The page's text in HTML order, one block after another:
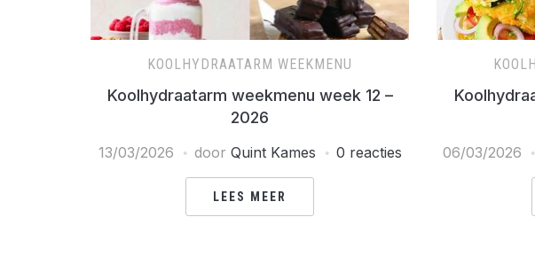
KOOLHYDRAATARM WEEKMENU
Koolhydraatarm weekmenu week 12 –
2026
13/03/2026 door Quint Kames 0 reacties
LEES MEER
06/03/2026